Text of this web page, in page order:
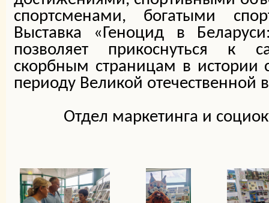
спортсменами, богатыми
Выставка «Геноцид в
позволяет прикоснуться к
скорбным страницам в истории
периоду Великой отечественной
Отдел маркетинга и